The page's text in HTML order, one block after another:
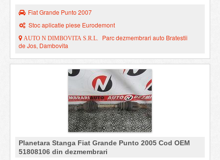
Fiat Grande Punto 2007
Stoc aplicatie piese Eurodemont
AUTO N DIMBOVITA S.R.L.
Parc dezmembrari auto Bratestii
de Jos, Dambovita
Planetara Stanga Fiat Grande Punto 2005 Cod OEM
51808106 din dezmembrari